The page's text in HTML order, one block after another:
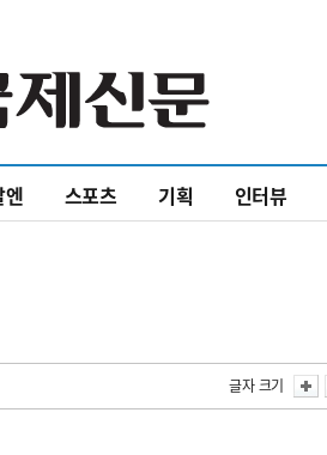
엔 스포츠 기획 인터뷰
글자 크기